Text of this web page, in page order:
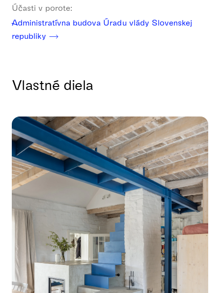
Účasti v porote:
Administratívna budova Úradu vlády Slovenskej
republiky
Vlastné diela